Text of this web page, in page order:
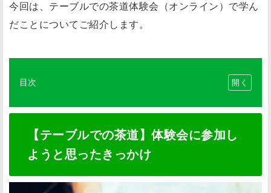
今回は、テーブルでの茶道体験会（オンライン）で学ん
だことについてご紹介します。
目次
テ
で
【テーブルでの茶道】体験会に参加し
ようと思ったきっかけ